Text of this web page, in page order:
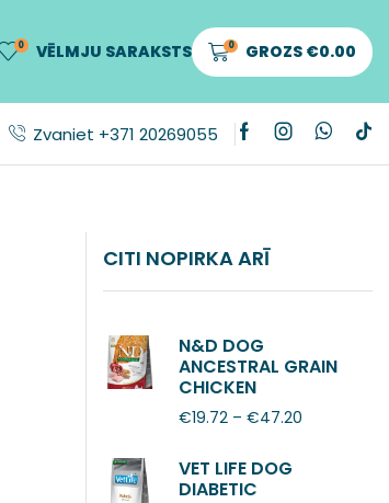
0 VĒLMJU SARAKSTS 0 GROZS €0.00
Zvaniet +371 20269055
CITI NOPIRKA ARĪ
N&D DOG
ANCESTRAL GRAIN
CHICKEN
POMEGRANATE
ADULT MINI
€19.72 – €47.20
VET LIFE DOG
DIABETIC